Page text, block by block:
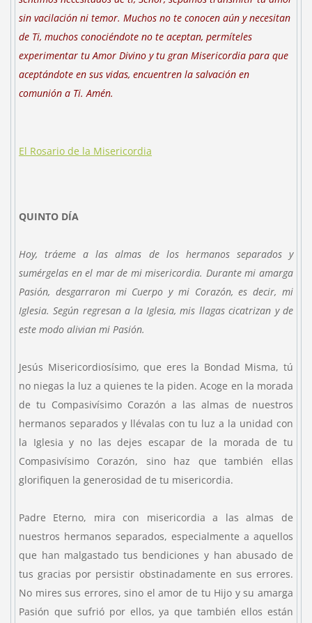
sin vacilación ni temor. Muchos no te conocen aún y necesitan
de Ti, muchos conociéndote no te aceptan, permíteles
experimentar tu Amor Divino y tu gran Misericordia para que
aceptándote en sus vidas, encuentren la salvación en
comunión a Ti. Amén.
El Rosario de la Misericordia
QUINTO DÍA
Hoy, tráeme a las almas de los hermanos separados y
sumérgelas en el mar de mi misericordia. Durante mi amarga
Pasión, desgarraron mi Cuerpo y mi Corazón, es decir, mi
Iglesia. Según regresan a la Iglesia, mis llagas cicatrizan y de
este modo alivian mi Pasión.
Jesús Misericordiosísimo, que eres la Bondad Misma, tú
no niegas la luz a quienes te la piden. Acoge en la morada
de tu Compasivísimo Corazón a las almas de nuestros
hermanos separados y llévalas con tu luz a la unidad con
la Iglesia y no las dejes escapar de la morada de tu
Compasivísimo Corazón, sino haz que también ellas
glorifiquen la generosidad de tu misericordia.
Padre Eterno, mira con misericordia a las almas de
nuestros hermanos separados, especialmente a aquellos
que han malgastado tus bendiciones y han abusado de
tus gracias por persistir obstinadamente en sus errores.
No mires sus errores, sino el amor de tu Hijo y su amarga
Pasión que sufrió por ellos, ya que también ellos están